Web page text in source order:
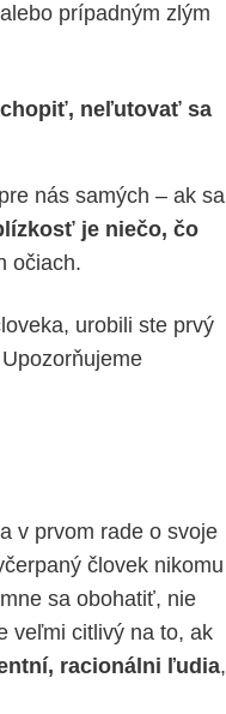
prípadným zlým
neľutovať sa
nás samých – ak sa
je niečo, čo
očiach.
urobili ste prvý
v prvom rade o svoje
človek nikomu
sa obohatiť, nie
veľmi citlivý na to, ak
racionálni ľudia,